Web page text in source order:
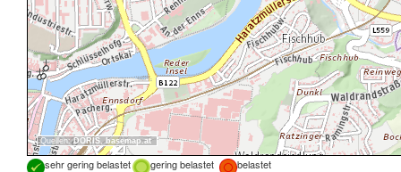
Quellen:DORIS, basemap.at
sehr gering belastet gering belastet
belastet